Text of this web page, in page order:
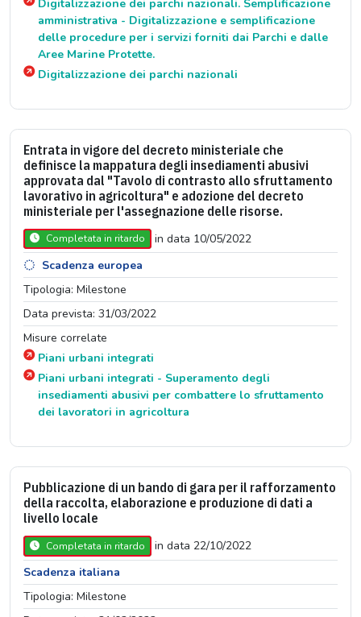
Digitalizzazione dei parchi nazionali. Semplificazione
amministrativa - Digitalizzazione e semplificazione
delle procedure per i servizi forniti dai Parchi e dalle
Aree Marine Protette.
Digitalizzazione dei parchi nazionali
Entrata in vigore del decreto ministeriale che
definisce la mappatura degli insediamenti abusivi
approvata dal "Tavolo di contrasto allo sfruttamento
lavorativo in agricoltura" e adozione del decreto
ministeriale per l'assegnazione delle risorse.
Completata in ritardo
in data 10/05/2022
Scadenza europea
Tipologia: Milestone
Data prevista: 31/03/2022
Misure correlate
Piani urbani integrati
Piani urbani integrati - Superamento degli
insediamenti abusivi per combattere lo sfruttamento
dei lavoratori in agricoltura
Pubblicazione di un bando di gara per il rafforzamento
della raccolta, elaborazione e produzione di dati a
livello locale
Completata in ritardo
in data 22/10/2022
Scadenza italiana
Tipologia: Milestone